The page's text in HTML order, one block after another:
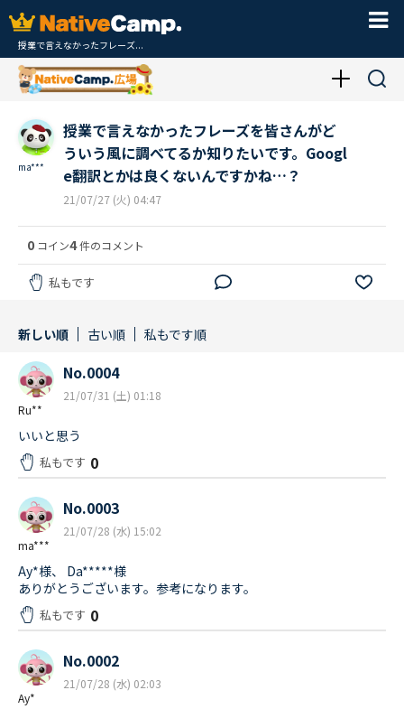
授業で言えなかったフレーズ...
ma***
授業で言えなかったフレーズを皆さんがど
ういう風に調べてるか知りたいです。Googl
e翻訳とかは良くないんですかね…？
21/07/27 (火) 04:47
0 コイン4件のコメント
私もです
新しい順 古い順 私もです順
Ru**
No.0004
21/07/31 (土) 01:18
いいと思う
私もです 0
ma***
No.0003
21/07/28 (水) 15:02
Ay*様、 Da*****様
ありがとうございます。参考になります。
私もです 0
Ay*
No.0002
21/07/28 (水) 02:03